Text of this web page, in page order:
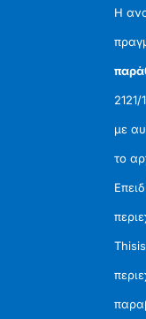
Η
2121/
με
το